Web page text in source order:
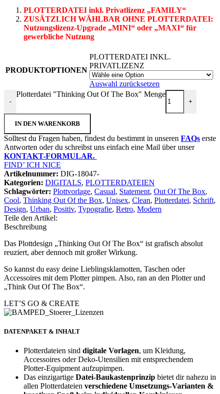
PLOTTERDATEI inkl. Privatlizenz „FAMILY“
ZUSÄTZLICH WÄHLBAR OHNE PLOTTERDATEI:
Nutzungslizenz-Upgrade „MINI“ oder „MAXI“ für
gewerbliche Nutzung
PRODUKTOPTIONEN
PLOTTERDATEI INKL.
PRIVATLIZENZ
Auswahl zurücksetzen
-
Plotterdatei "Thinking Out Of The Box" Menge
+
IN DEN WARENKORB
Solltest du Fragen haben, findest du bestimmt in unseren FAQs erste
Antworten oder du schreibst uns einfach eine Mail über unser
KONTAKT-FORMULAR.
FIND’ ICH NICE
Artikelnummer: DIG-18047-
Kategorien: DIGITALS, PLOTTERDATEIEN
Schlagwörter: Plottvorlage, Casual, Statement, Out Of The Box,
Cool, Thinking Out Of the Box, Unisex, Clean, Plotterdatei, Schrift,
Design, Urban, Positiv, Typografie, Retro, Modern
Teile den Artikel:
Beschreibung
Das Plottdesign „Thinking Out Of The Box“ ist grafisch absolut
reuziert, aber dennoch mit großer Wirkung.
So kannst du easy deine Lieblingsklamotten, Taschen oder
Accessoires mit dem Plotter pimpen. Also, ran an den Plotter und
„Think Out Of The Box“.
LET’S GO & CREATE
DATENPAKET & INHALT
Plotterdateien sind digitale Vorlagen, um Kleidung,
Accessoires oder Deko-Utensilien mit entsprechendem
Plotter-Equipment aufzupimpen.
Das einzigartige Datei-Baukastenprinzip bietet dir nahezu in
allen Plotterdateien verschiedene Umsetzungs-Varianten &